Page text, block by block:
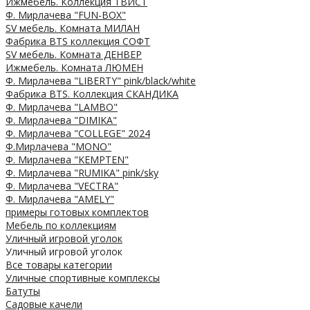
Ф. Мирлачева "FUN-BOX"
SV мебель. Комната МИЛАН
Фабрика BTS коллекция СОФТ
SV мебель. Комната ДЕНВЕР
Ижмебель. Комната ЛЮМЕН
Ф. Мирлачева "LIBERTY" pink/black/white
Фабрика BTS. Коллекция СКАНДИКА
Ф. Мирлачева "LAMBO"
Ф. Мирлачева "DIMIKA"
Ф. Мирлачева "COLLEGE" 2024
Ф.Мирлачева "MONO"
Ф. Мирлачева "KEMPTEN"
Ф. Мирлачева "RUMIKA" pink/sky
Ф. Мирлачева "VECTRA"
Ф. Мирлачева "AMELY"
примеры готовых комплектов
Мебель по коллекциям
Уличный игровой уголок
Уличный игровой уголок
Все товары категории
Уличные спортивные комплексы
Батуты
Садовые качели